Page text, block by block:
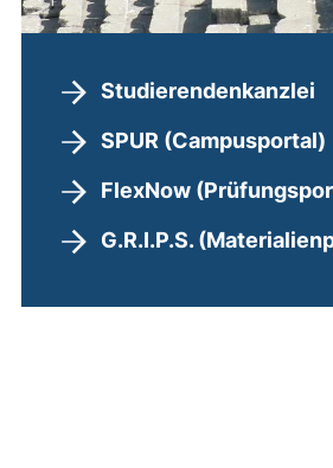
Studierendenkanzlei
SPUR (Campusportal)
FlexNow
G.R.I.P.S.